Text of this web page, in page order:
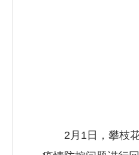
2月1日，攀枝花